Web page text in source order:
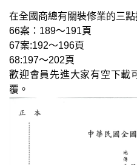
在全國商總有關裝修業的三點
66案：189～191頁
67案:192～196頁
68:197～202頁
歡迎會員先進大家有空下載
覆。